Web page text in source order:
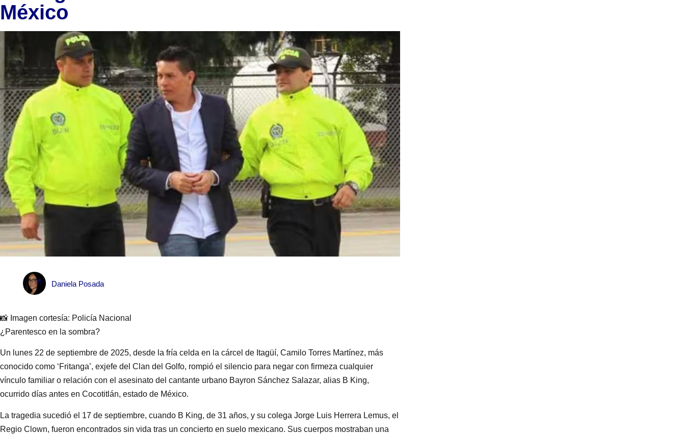
México
Daniela Posada
📸 Imagen cortesía: Policía Nacional
¿Parentesco en la sombra?
Un lunes 22 de septiembre de 2025, desde la fría celda en la cárcel de Itagüí, Camilo Torres Martínez, más
conocido como ‘Fritanga’, exjefe del Clan del Golfo, rompió el silencio para negar con firmeza cualquier
vínculo familiar o relación con el asesinato del cantante urbano Bayron Sánchez Salazar, alias B King,
ocurrido días antes en Cocotitlán, estado de México.
La tragedia sucedió el 17 de septiembre, cuando B King, de 31 años, y su colega Jorge Luis Herrera Lemus, el
Regio Clown, fueron encontrados sin vida tras un concierto en suelo mexicano. Sus cuerpos mostraban una